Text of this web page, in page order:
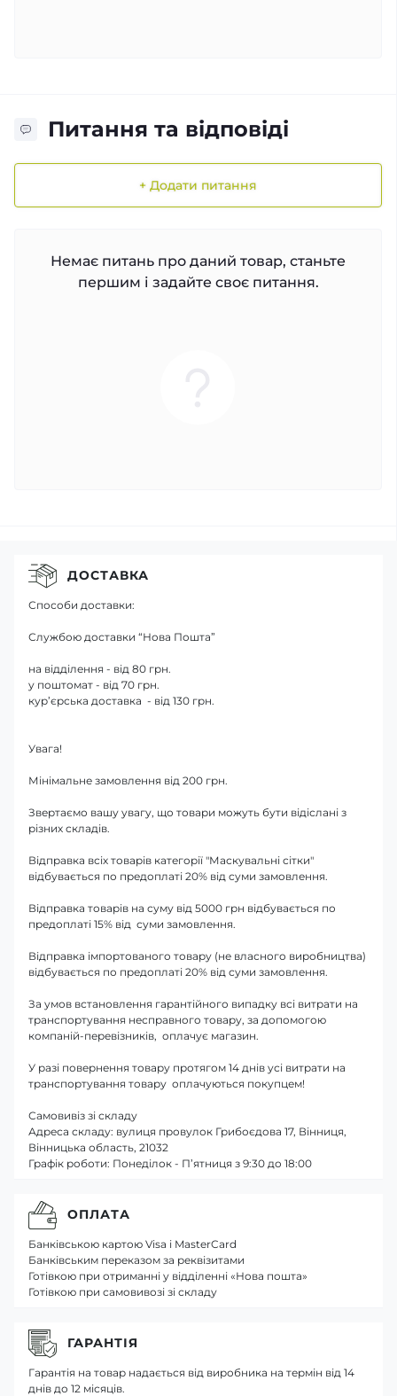
Питання та відповіді
+ Додати питання
Немає питань про даний товар, станьте
першим і задайте своє питання.
ДОСТАВКА
Способи доставки:
Службою доставки “Нова Пошта”
на відділення - від 80 грн.
у поштомат - від 70 грн.
кур’єрська доставка - від 130 грн.
Увага!
Мінімальне замовлення від 200 грн.
Звертаємо вашу увагу, що товари можуть бути відіслані з
різних складів.
Відправка всіх товарів категорії "Маскувальні сітки"
відбувається по предоплаті 20% від суми замовлення.
Відправка товарів на суму від 5000 грн відбувається по
предоплаті 15% від суми замовлення.
Відправка імпортованого товару (не власного виробництва)
відбувається по предоплаті 20% від суми замовлення.
За умов встановлення гарантійного випадку всі витрати на
транспортування несправного товару, за допомогою
компаній-перевізників, оплачує магазин.
У разі повернення товару протягом 14 днів усі витрати на
транспортування товару оплачуються покупцем!
Самовивіз зі складу
Адреса складу: вулиця провулок Грибоєдова 17, Вінниця,
Вінницька область, 21032
Графік роботи: Понеділок - П’ятниця з 9:30 до 18:00
ОПЛАТА
Банківською картою Visa і MasterCard
Банківським переказом за реквізитами
Готівкою при отриманні у відділенні «Нова пошта»
Готівкою при самовивозі зі складу
ГАРАНТІЯ
Гарантія на товар надається від виробника на термін від 14
днів до 12 місяців.